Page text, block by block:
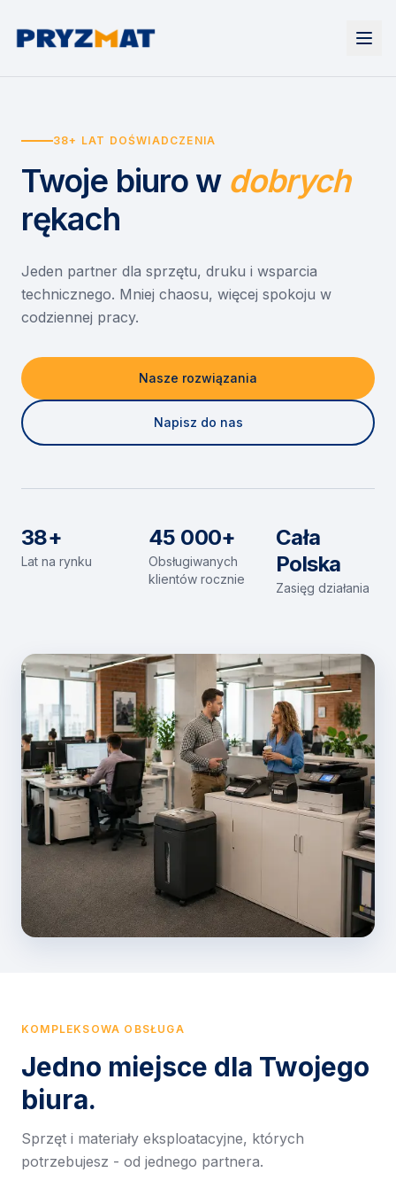
Urządzenia
Drukarki i urządzenia wielofunkcyjne
Etykiety i identyfikacja
Skanery i obieg dokumentów
Monitory interaktywne
Niszczarki dokumentów
Wynajem drukarek
Wynajem urządzeń biurowych
Asystent druku
EZD RP
Misja szkoła
Serwis
O nas
Kontakt
38+ LAT DOŚWIADCZENIA
Twoje biuro w dobrych
rękach
Jeden partner dla sprzętu, druku i wsparcia
technicznego. Mniej chaosu, więcej spokoju w
codziennej pracy.
Nasze rozwiązania
Napisz do nas
38+
Lat na rynku
45 000+
Obsługiwanych
klientów rocznie
Cała
Polska
Zasięg działania
KOMPLEKSOWA OBSŁUGA
Jedno miejsce dla Twojego
biura.
Sprzęt i materiały eksploatacyjne, których
potrzebujesz - od jednego partnera.